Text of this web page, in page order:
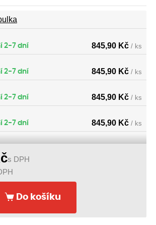
2-7 dní
845,90 Kč / ks
2-7 dní
845,90 Kč / ks
2-7 dní
845,90 Kč / ks
2-7 dní
845,90 Kč / ks
2-7 dní
s DPH
Do košíku